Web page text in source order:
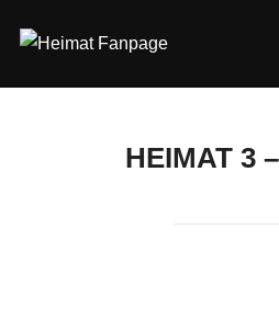
Inhalt
HEIMAT 3